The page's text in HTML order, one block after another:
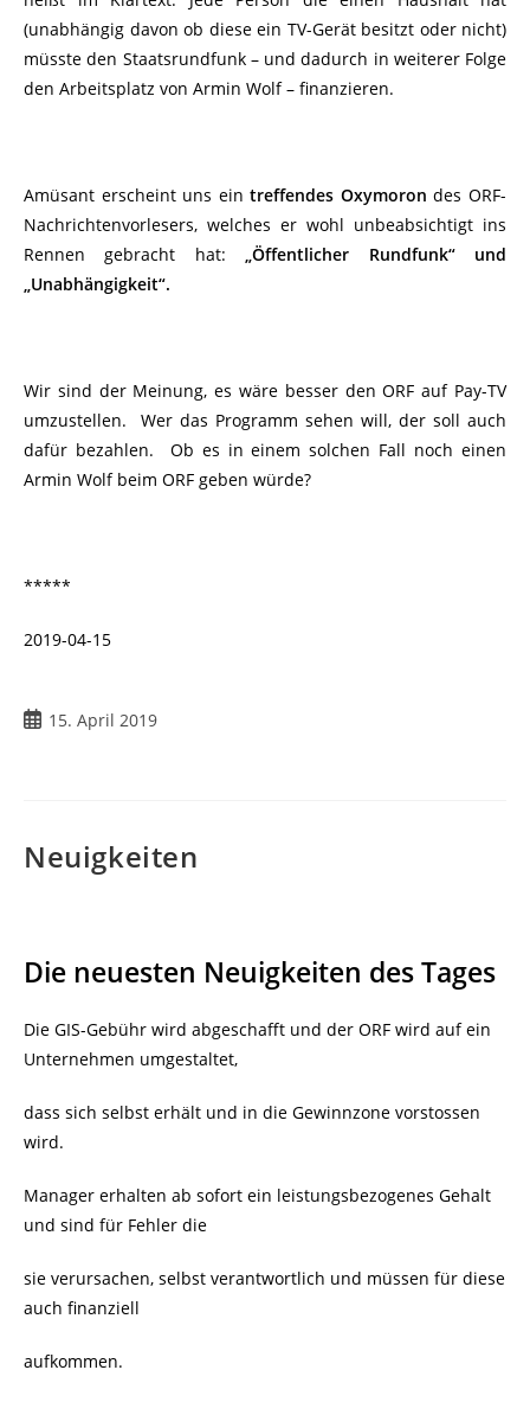
(unabhängig davon ob diese ein TV-Gerät besitzt oder nicht)
müsste den Staatsrundfunk – und dadurch in weiterer Folge
den Arbeitsplatz von Armin Wolf – finanzieren.
Amüsant erscheint uns eintreffendes Oxymoron des ORF-
Nachrichtenvorlesers, welches er wohl unbeabsichtigt ins
Rennen gebracht hat:„Öffentlicher Rundfunk“ und
„Unabhängigkeit“.
Wir sind der Meinung, es wäre besser den ORF auf Pay-TV
umzustellen. Wer das Programm sehen will, der soll auch
dafür bezahlen. Ob es in einem solchen Fall noch einen
Armin Wolf beim ORF geben würde?
*****
2019-04-15
Beitrag15. April 2019
Neuigkeiten
Die neuesten Neuigkeiten des Tages
Die GIS-Gebühr wird abgeschafft und der ORF wird auf ein
Unternehmen umgestaltet,
dass sich selbst erhält und in die Gewinnzone vorstossen
wird.
Manager erhalten ab sofort ein leistungsbezogenes Gehalt
und sind für Fehler die
sie verursachen, selbst verantwortlich und müssen für diese
auch finanziell
aufkommen.